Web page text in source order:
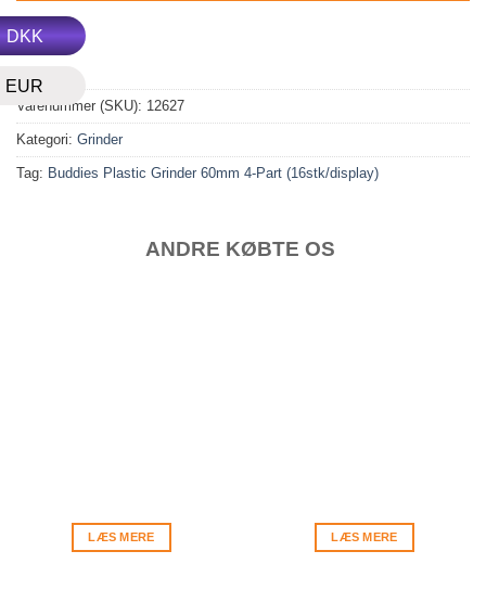
DKK
EUR
Varenummer (SKU): 12627
Kategori: Grinder
Tag: Buddies Plastic Grinder 60mm 4-Part (16stk/display)
ANDRE KØBTE OS
LÆS MERE LÆS MERE